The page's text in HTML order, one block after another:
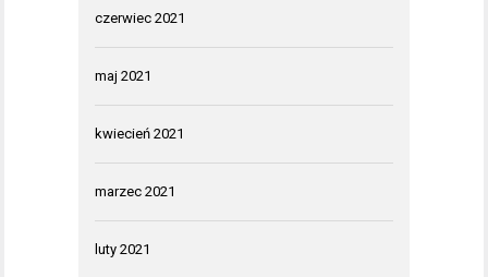
czerwiec 2021
maj 2021
kwiecień 2021
marzec 2021
luty 2021